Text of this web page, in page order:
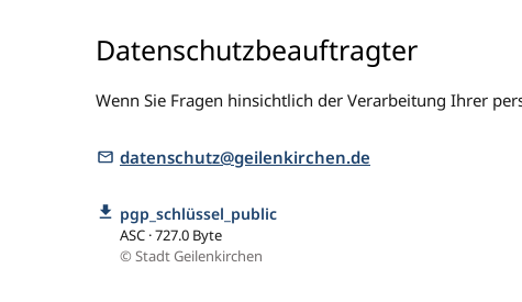
Datenschutzbeauftragter
Wenn Sie Fragen hinsichtlich der Verarbeitung Ihrer
datenschutz@geilenkirchen.de
pgp_schlüssel_public
ASC · 727.0 Byte
© Stadt Geilenkirchen